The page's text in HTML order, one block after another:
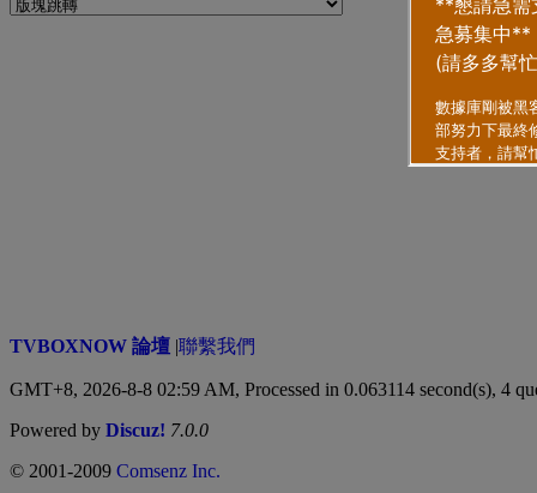
TVBOXNOW 論壇 |聯繫我們
GMT+8, 2026-8-8 02:59 AM, Processed in 0.063114 second(s), 4
Powered by Discuz! 7.0.0
© 2001-2009 Comsenz Inc.